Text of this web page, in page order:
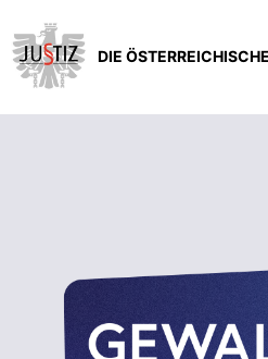
DIE